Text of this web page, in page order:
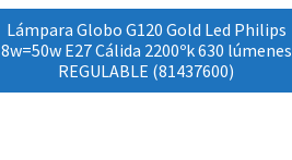
Lámpara Globo G120 Gold Led Philips
8w=50w E27 Cálida 2200ºk 630 lúmenes
REGULABLE (81437600)